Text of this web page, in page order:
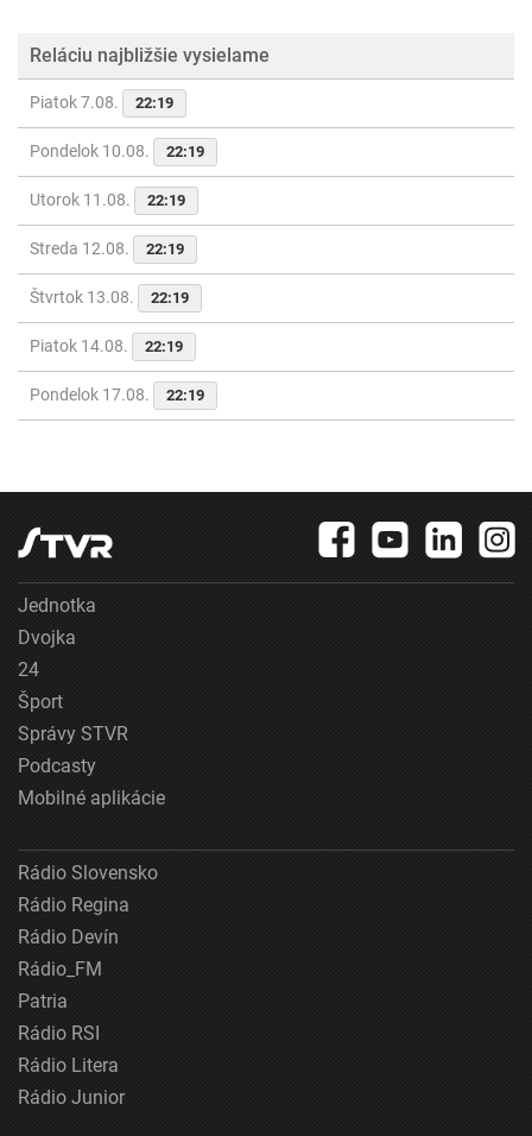
Reláciu najbližšie vysielame
Piatok 7.08. 22:19
Pondelok 10.08. 22:19
Utorok 11.08. 22:19
Streda 12.08. 22:19
Štvrtok 13.08. 22:19
Piatok 14.08. 22:19
Pondelok 17.08. 22:19
Jednotka
Dvojka
24
Šport
Správy STVR
Podcasty
Mobilné aplikácie
Rádio Slovensko
Rádio Regina
Rádio Devín
Rádio_FM
Patria
Rádio RSI
Rádio Litera
Rádio Junior